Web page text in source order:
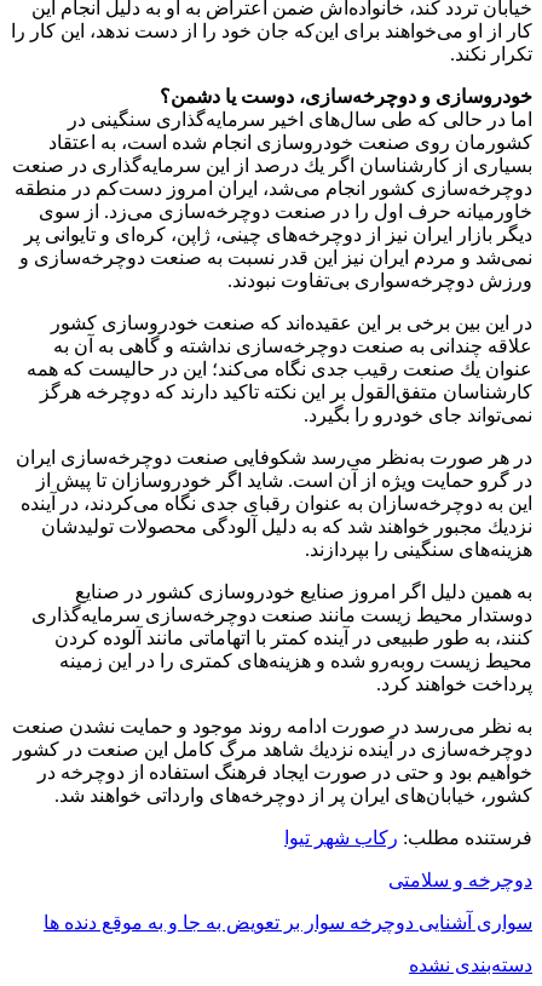
خیابان تردد كند، خانواده‌اش ضمن اعتراض به او به دلیل انجام این
كار از او می‌خواهند برای این‌كه جان خود را از دست ندهد، این كار را
تكرار نكند.
خودروسازی و دوچرخه‌سازی، دوست یا دشمن؟
اما در حالی كه طی سال‌های اخیر سرمایه‌گذاری سنگینی در
كشورمان روی صنعت خودروسازی انجام شده است، به اعتقاد
بسیاری از كارشناسان اگر یك درصد از این سرمایه‌گذاری در صنعت
دوچرخه‌سازی كشور انجام می‌شد، ایران امروز دست‌كم در منطقه
خاورمیانه حرف اول را در صنعت دوچرخه‌سازی می‌زد. از سوی
دیگر بازار ایران نیز از دوچرخه‌های چینی، ژاپن، كره‌ای و تایوانی پر
نمی‌شد و مردم ایران نیز این قدر نسبت به صنعت دوچرخه‌سازی و
ورزش دوچرخه‌سواری بی‌تفاوت نبودند.
در این بین برخی بر این عقیده‌اند كه صنعت خودروسازی كشور
علاقه چندانی به صنعت دوچرخه‌سازی نداشته و گاهی به آن به
عنوان یك صنعت رقیب جدی نگاه می‌كند؛ این در حالیست كه همه
كارشناسان متفق‌القول بر این نكته تاكید دارند كه دوچرخه هرگز
نمی‌تواند جای خودرو را بگیرد.
در هر صورت به‌نظر می‌رسد شكوفایی صنعت دوچرخه‌سازی ایران
در گرو حمایت ویژه از آن است. شاید اگر خودروسازان تا پیش از
این به دوچرخه‌سازان به عنوان رقبای جدی نگاه می‌كردند، در آینده
نزدیك مجبور خواهند شد كه به دلیل آلودگی محصولات تولیدشان
هزینه‌های سنگینی را بپردازند.
به همین دلیل اگر امروز صنایع خودروسازی كشور در صنایع
دوستدار محیط زیست مانند صنعت دوچرخه‌سازی سرمایه‌گذاری
كنند، به طور طبیعی در آینده كمتر با اتهاماتی مانند آلوده كردن
محیط زیست روبه‌رو شده و هزینه‌های كمتری را در این زمینه
پرداخت خواهند كرد.
به نظر می‌رسد در صورت ادامه روند موجود و حمایت نشدن صنعت
دوچرخه‌سازی در آینده نزدیك شاهد مرگ كامل این صنعت در كشور
خواهیم بود و حتی در صورت ایجاد فرهنگ استفاده از دوچرخه در
كشور، خیابان‌های ایران پر از دوچرخه‌های وارداتی خواهند شد.
فرستنده مطلب: رکاب شهر تیوا
دوچرخه و سلامتی
سواری آشنایی دوچرخه سوار بر تعویض به جا و به موقع دنده ها
دسته‌بندی نشده